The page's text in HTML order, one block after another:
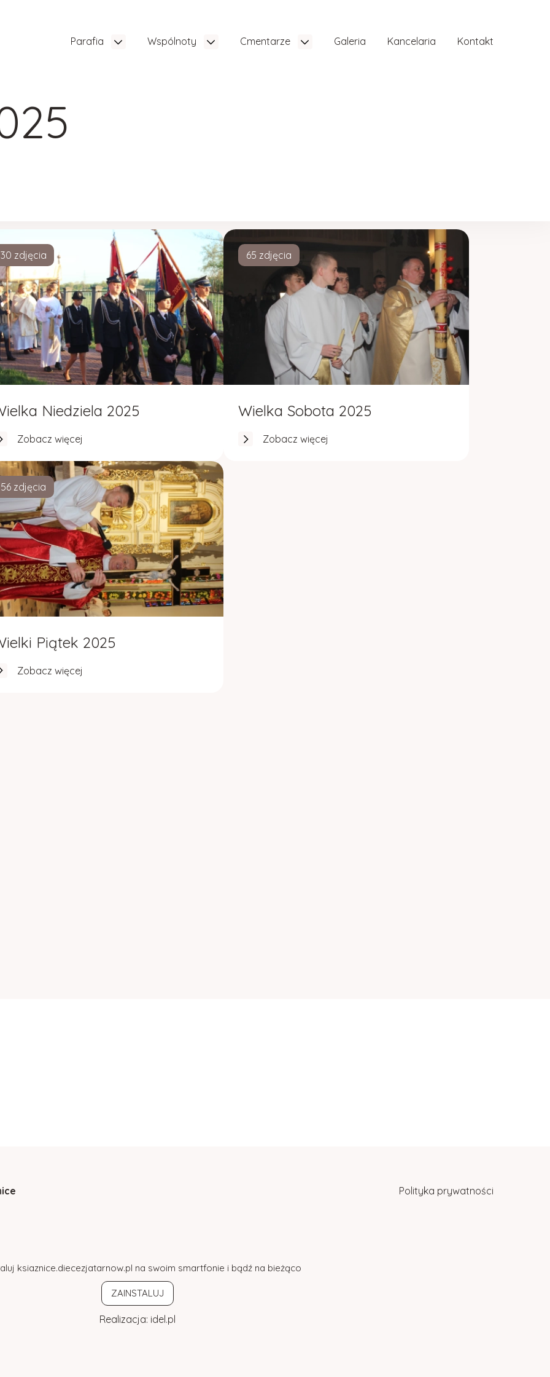
Parafia Wspólnoty Cmentarze Galeria Kancelaria Kontakt
30 zdjęcia
Niedziela 2025
Zobacz więcej
65 zdjęcia
Wielka Sobota 2025
Zobacz więcej
56 zdjęcia
Piątek 2025
Zobacz więcej
Polityka prywatności
ksiaznice.diecezjatarnow.pl na swoim smartfonie i bądź na bieżąco
ZAINSTALUJ
Realizacja: idel.pl